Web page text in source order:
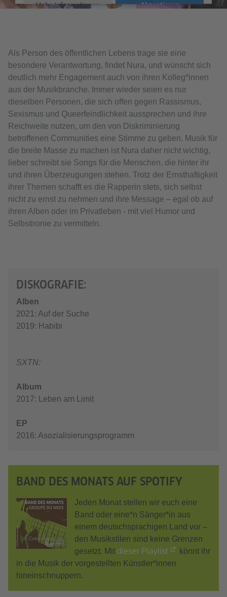
Mehr Informationen Akzeptieren
Als Person des öffentlichen Lebens trage sie eine
besondere Verantwortung, findet Nura, und wünscht sich
deutlich mehr Engagement auch von ihren Kolleg*innen
aus der Musikbranche. Immer wieder seien es nur
dieselben Personen, die sich offen gegen Rassismus,
Sexismus und Queerfeindlichkeit aussprechen und ihre
Reichweite nutzen, um den von Diskriminierung
betroffenen Communities eine Stimme zu geben. Musik für
die breite Masse zu machen ist Nura daher nicht wichtig,
lieber schreibt sie Songs für die Menschen, die hinter ihr
und ihren Überzeugungen stehen. Trotz der Ernsthaftigkeit
ihrer Themen schafft es die Rapperin stets, sich selbst
nicht zu ernst zu nehmen und ihre Message – egal ob auf
ihren Alben oder im Privatleben - mit viel Humor und
Selbstironie zu vermitteln.
DISKOGRAFIE:
Alben
2021: Auf der Suche
2019: Habibi
SXTN:
Album
2017: Leben am Limit
EP
2016: Asozialisierungsprogramm
BAND DES MONATS AUF SPOTIFY
© Colourbox.com,
ldutko
Jeden Monat stellen wir euch eine
Band oder eine*n Sänger*in aus
einem deutschsprachigen Land vor –
den Musikstilen sind keine Grenzen
gesetzt. Mit dieser Playlist
könnt ihr
in die Musik der vorgestellten Künstler*innen
hineinschnuppern.